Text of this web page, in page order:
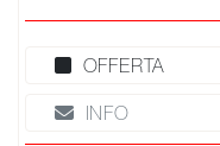
OFFERTA
INFO